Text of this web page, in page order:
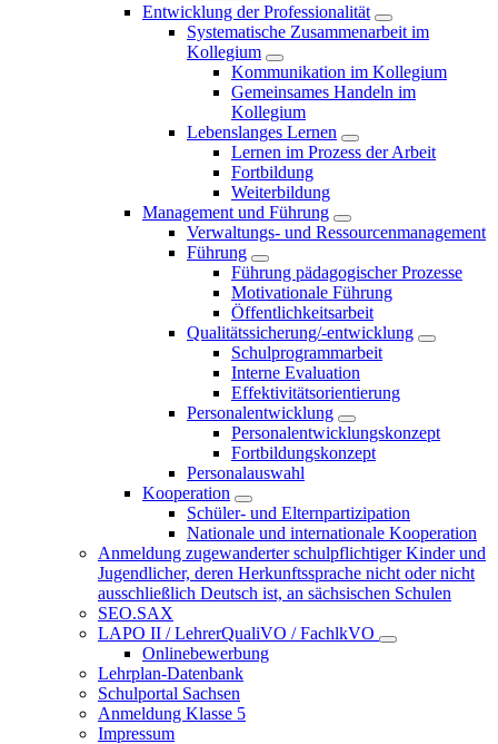
Entwicklung der Professionalität
Systematische Zusammenarbeit im
Kollegium
Kommunikation im Kollegium
Gemeinsames Handeln im
Kollegium
Lebenslanges Lernen
Lernen im Prozess der Arbeit
Fortbildung
Weiterbildung
Management und Führung
Verwaltungs- und Ressourcenmanagement
Führung
Führung pädagogischer Prozesse
Motivationale Führung
Öffentlichkeitsarbeit
Qualitätssicherung/-entwicklung
Schulprogrammarbeit
Interne Evaluation
Effektivitätsorientierung
Personalentwicklung
Personalentwicklungskonzept
Fortbildungskonzept
Personalauswahl
Kooperation
Schüler- und Elternpartizipation
Nationale und internationale Kooperation
Anmeldung zugewanderter schulpflichtiger Kinder und
Jugendlicher, deren Herkunftssprache nicht oder nicht
ausschließlich Deutsch ist, an sächsischen Schulen
SEO.SAX
LAPO II / LehrerQualiVO / FachlkVO
Onlinebewerbung
Lehrplan-Datenbank
Schulportal Sachsen
Anmeldung Klasse 5
Impressum